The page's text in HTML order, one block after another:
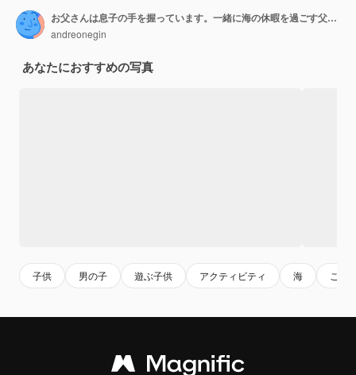
お父さんは息子の手を握っています。一緒に海の休暇を過ごす父子若い男小さな男の子がビーチを歩く。パパとの幸せな子供時代。
andreonegin
あなたにおすすめの写真
子供 男の子 遊ぶ子供 アクティビティ 海 こど